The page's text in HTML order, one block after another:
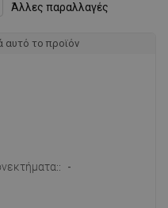
Άλλες παραλλαγές
αυτό το προϊόν
-